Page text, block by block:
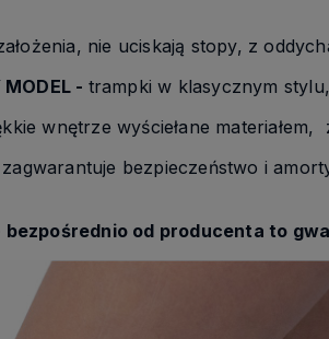
nie uciskają stopy, z
- trampki w klasycznym
wnętrze wyściełane
zagwarantuje bezpieczeństwo i
od producenta to